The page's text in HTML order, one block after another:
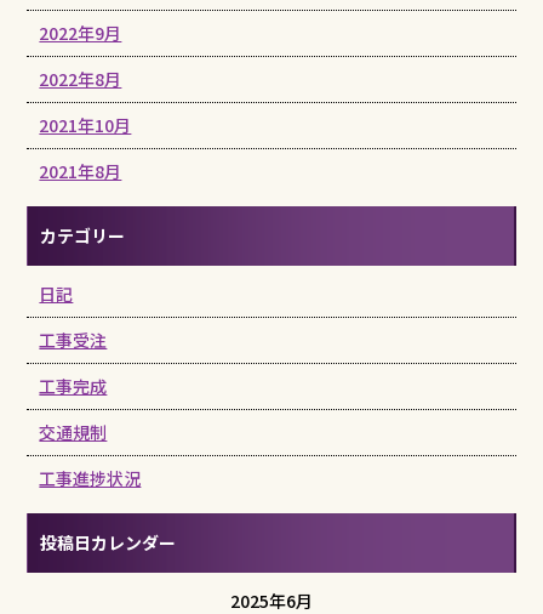
2022年9月
2022年8月
2021年10月
2021年8月
カテゴリー
日記
工事受注
工事完成
交通規制
工事進捗状況
投稿日カレンダー
2025年6月